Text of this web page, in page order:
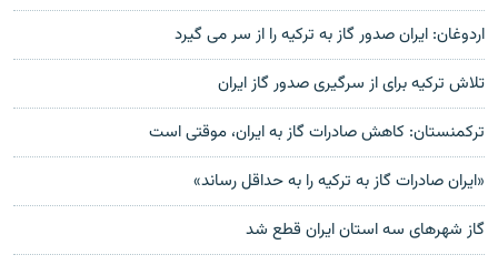
اردوغان: ايران صدور گاز به ترکيه را از سر می گيرد
تلاش ترکيه برای از سرگيری صدور گاز ايران
ترکمنستان: کاهش صادرات گاز به ایران، موقتی است
«ایران صادرات گاز به ترکیه را به حداقل رساند»
گاز شهرهای سه استان ايران قطع شد